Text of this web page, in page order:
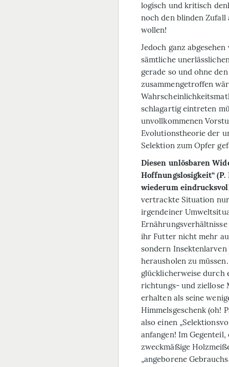
logisch und kritisch
noch den blinden Zufall
wollen!
Jedoch ganz
sämtliche
gerade so und ohne
zusammengetroffen
schlagartig eintreten
unvollkommenen
Evolutionstheorie der
Selektion zum Opfer
Diesen unlösbaren
Hoffnungslosigkeit“ (P.
wiederum
vertrackte Situation
irgendeiner
ihr Futter nicht mehr
sondern
herausholen zu
glücklicherweise durch
richtungs- und ziellose
erhalten als seine
Himmelsgeschenk (oh!
also einen
anfangen! Im
zweckmäßige
„angeborene